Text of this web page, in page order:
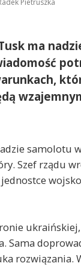
Pietruszka
ma
samolotu
Szef rządu
ukraińskiej,
Sama
rozwiązania.